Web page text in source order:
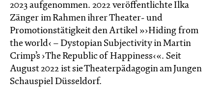
2023 aufgenommen. 2022 veröffentlichte Ilka
Zänger im Rahmen ihrer Theater- und
Promotionstätigkeit den Artikel »›Hiding from
the world‹ – Dystopian Subjectivity in Martin
Crimp’s ›The Republic of Happiness‹«. Seit
August 2022 ist sie Theaterpädagogin am Jungen
Schauspiel Düsseldorf.